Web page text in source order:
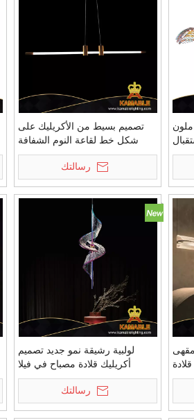
ملون
تصميم بسيط من الأكريليك على
شكل خط لقاعة النوم الشفافة
(KIH-96P)
رسالتك
مقهى
لولبية رشيقة نمو جديد تصميم
أكريليك قلادة مصباح في فيلا
(MD9006A-3A)
رسالتك